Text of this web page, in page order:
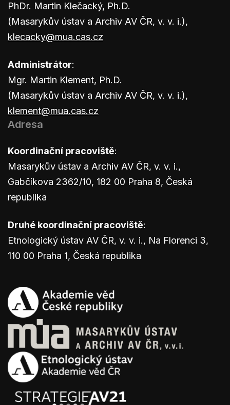
PhDr. Martin Klečacký, Ph.D.
(Masarykův ústav a Archiv AV ČR, v. v. i.),
klecacky@mua.cas.cz
Administrátor:
Mgr. Martin Klement, Ph.D.
(Masarykův ústav a Archiv AV ČR, v. v. i.),
klement@mua.cas.cz
Adresa
Koordinační pracoviště:
Masarykův ústav a Archiv AV ČR, v. v. i.,
Gabčíkova 2362/10, 182 00 Praha 8, Česká
republika
Druhé koordinační pracoviště:
Etnologický ústav AV ČR, v. v. i., Na Florenci 3,
110 00 Praha 1, Česká republika